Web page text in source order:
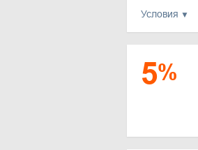
Условия
5%